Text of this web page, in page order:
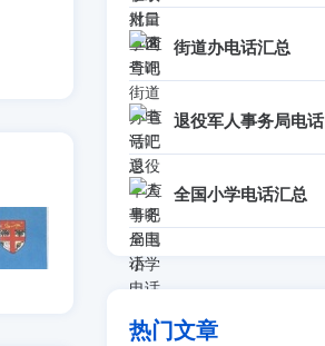
街道办电话汇总
退役军人事务局电话
全国小学电话汇总
热门文章